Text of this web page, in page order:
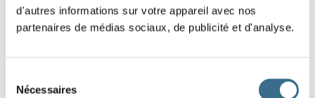
d'autres informations sur votre appareil avec nos
partenaires de médias sociaux, de publicité et d'analyse.
Nécessaires
un plai ir